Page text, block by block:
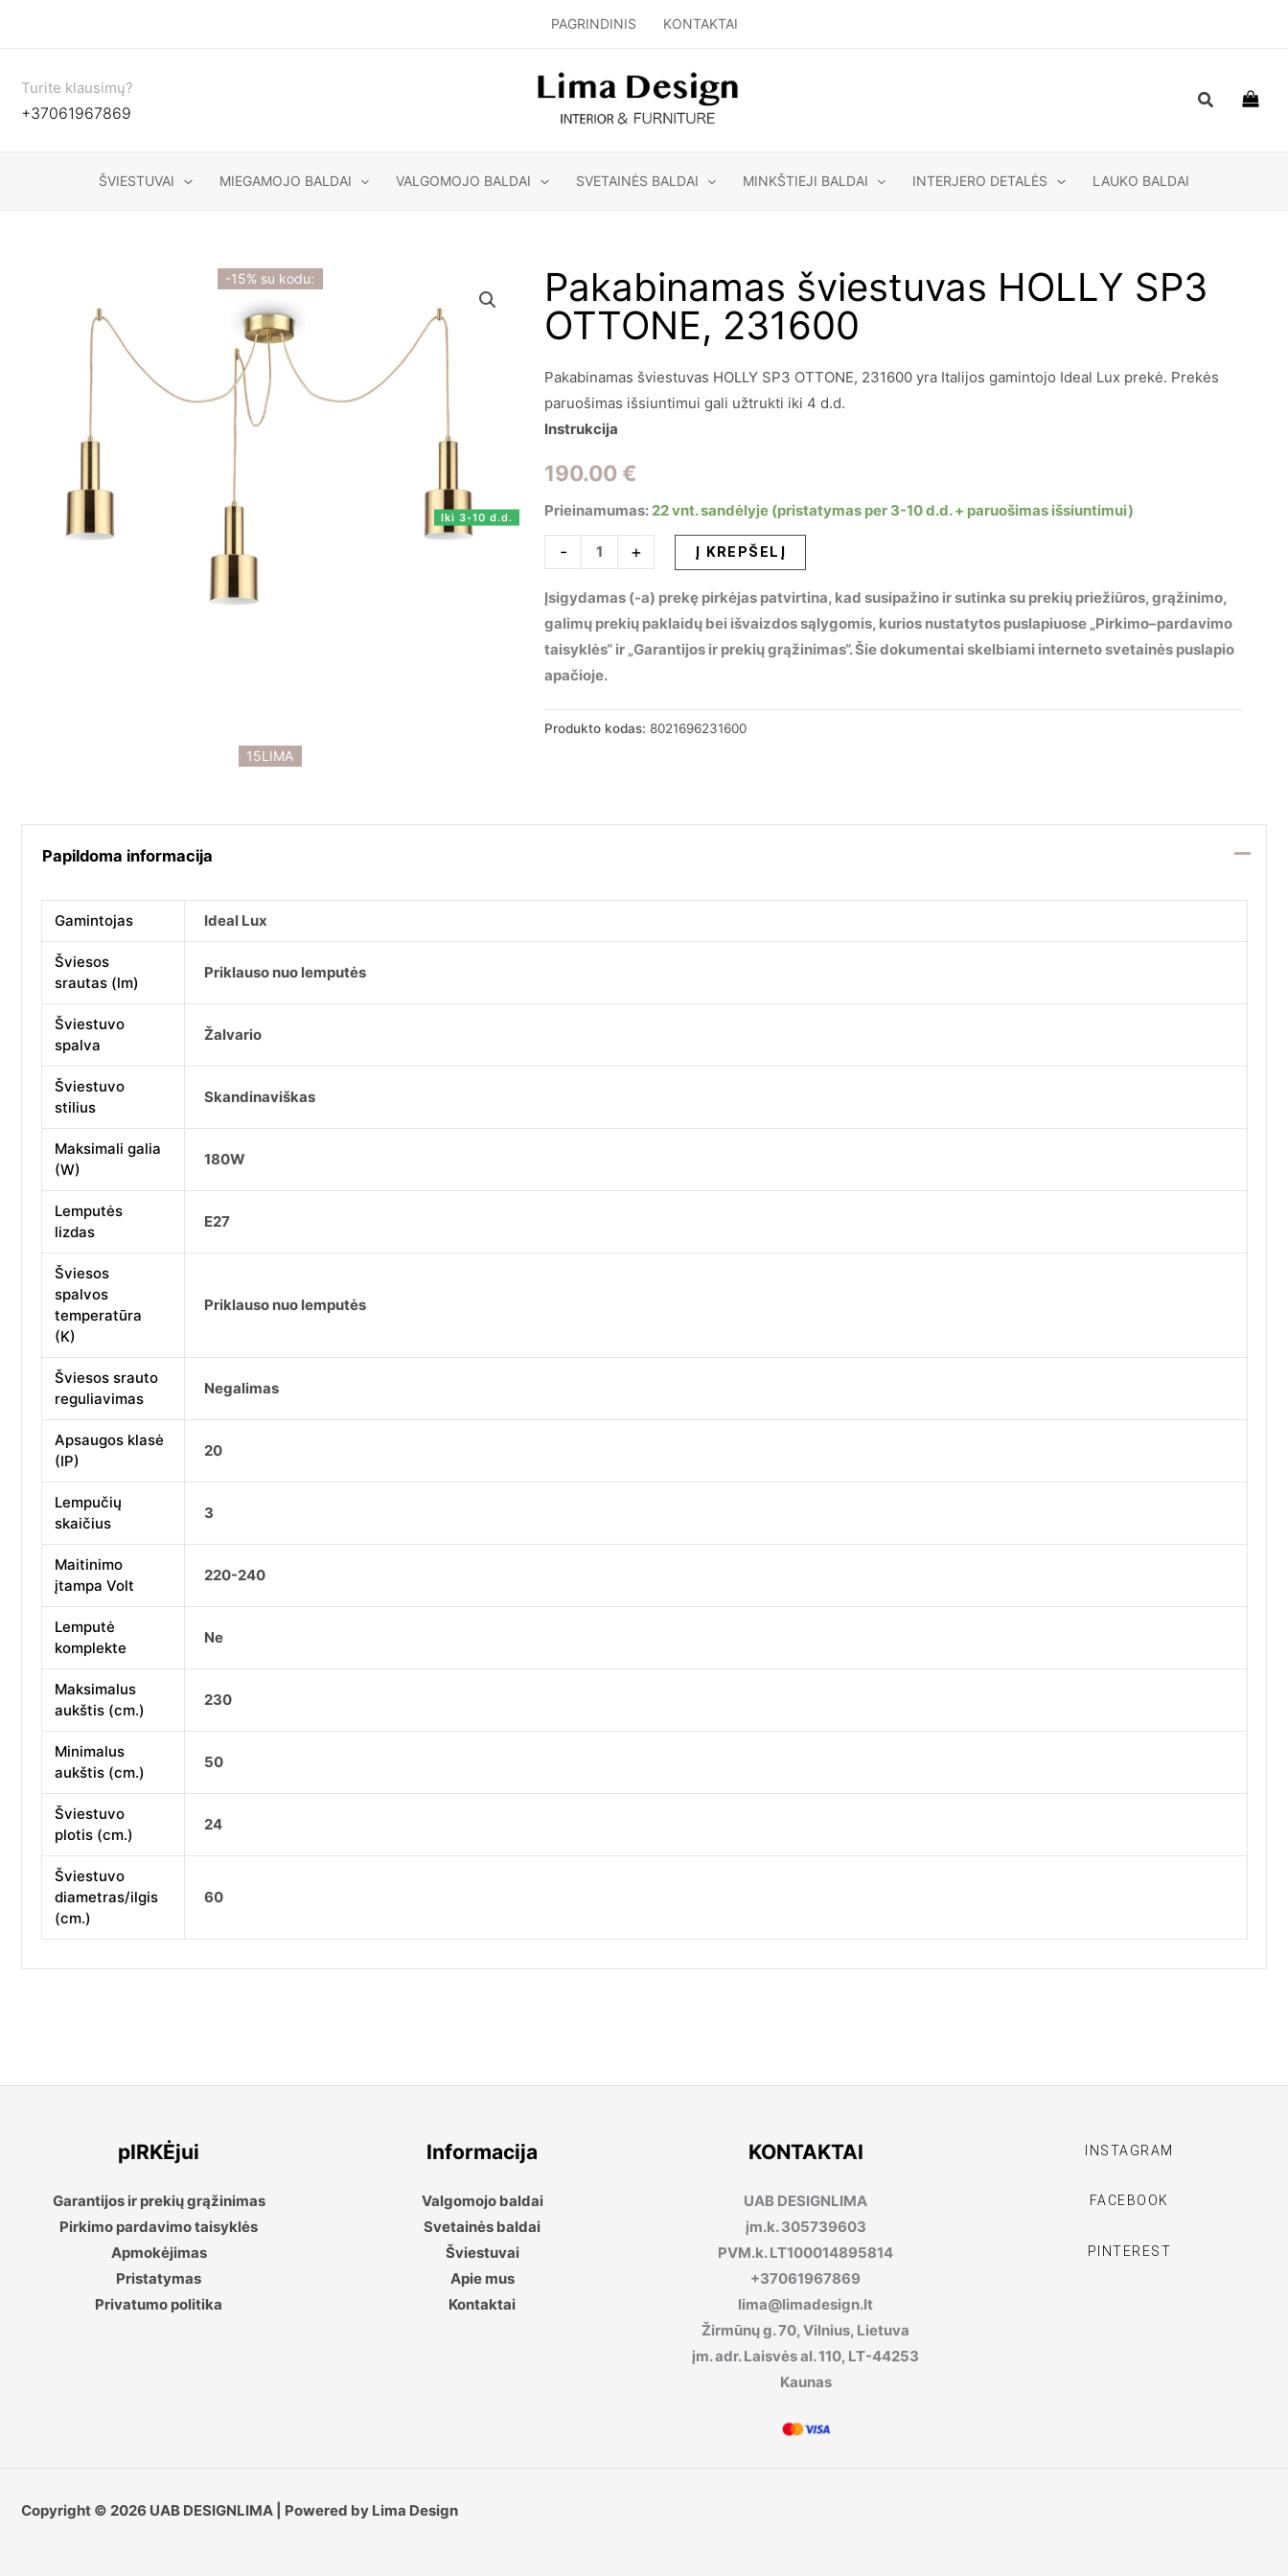
PAGRINDINIS KONTAKTAI
Turite klausimų?
+37061967869
Paieška
ŠVIESTUVAI MIEGAMOJO BALDAI VALGOMOJO BALDAI SVETAINĖS BALDAI MINKŠTIEJI BALDAI INTERJERO DETALĖS LAUKO BALDAI
15LIMA
-15% su kodu:
Iki 3-10 d.d.
Pakabinamas šviestuvas HOLLY SP3
OTTONE, 231600
Pakabinamas šviestuvas HOLLY SP3 OTTONE, 231600 yra Italijos gamintojo Ideal Lux prekė. Prekės
paruošimas išsiuntimui gali užtrukti iki 4 d.d.
Instrukcija
190.00 €
Prieinamumas: 22 vnt. sandėlyje (pristatymas per 3-10 d.d. + paruošimas išsiuntimui)
-
produkto
kiekis:
Pakabinamas
šviestuvas
HOLLY
SP3
231600
+ Į KREPŠELĮ
Įsigydamas (-a) prekę pirkėjas patvirtina, kad susipažino ir sutinka su prekių priežiūros, grąžinimo,
galimų prekių paklaidų bei išvaizdos sąlygomis, kurios nustatytos puslapiuose „Pirkimo–pardavimo
taisyklės“ ir „Garantijos ir prekių grąžinimas“. Šie dokumentai skelbiami interneto svetainės puslapio
apačioje.
Produkto kodas: 8021696231600
Papildoma informacija
Gamintojas Ideal Lux
Šviesos
srautas (lm)
Priklauso nuo lemputės
Šviestuvo
spalva
Žalvario
Šviestuvo
stilius
Skandinaviškas
Maksimali galia
(W)
180W
Lemputės
lizdas
E27
Šviesos
spalvos
temperatūra
(K)
Priklauso nuo lemputės
Šviesos srauto
reguliavimas
Negalimas
Apsaugos klasė
(IP)
20
Lempučių
skaičius
3
Maitinimo
įtampa Volt
220-240
Lemputė
komplekte
Ne
Maksimalus
aukštis (cm.)
230
Minimalus
aukštis (cm.)
50
Šviestuvo
plotis (cm.)
24
Šviestuvo
diametras/ilgis
(cm.)
60
pIRKĖjui
Garantijos ir prekių grąžinimas
Pirkimo pardavimo taisyklės
Apmokėjimas
Pristatymas
Privatumo politika
Informacija
Valgomojo baldai
Svetainės baldai
Šviestuvai
Apie mus
Kontaktai
KONTAKTAI
UAB DESIGNLIMA
įm.k. 305739603
PVM.k. LT100014895814
+37061967869
lima@limadesign.lt
Žirmūnų g. 70, Vilnius, Lietuva
įm. adr. Laisvės al. 110, LT-44253
Kaunas
INSTAGRAM
FACEBOOK
PINTEREST
Copyright © 2026 UAB DESIGNLIMA | Powered by Lima Design